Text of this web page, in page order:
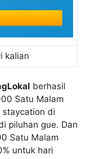
kalian
berhasil
Satu Malam
staycation di
piluhan gue. Dan
Satu Malam
untuk hari